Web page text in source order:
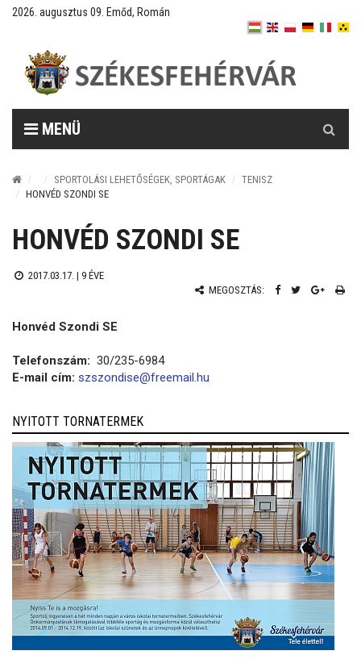
2026. augusztus 09. Emőd, Román
MENÜ
SPORTOLÁSI LEHETŐSÉGEK, SPORTÁGAK
TENISZ
HONVÉD SZONDI SE
HONVÉD SZONDI SE
2017.03.17. | 9 ÉVE
MEGOSZTÁS:
Honvéd Szondi SE
Telefonszám: 30/235-6984
E-mail cím: szszondise@freemail.hu
NYITOTT TORNATERMEK